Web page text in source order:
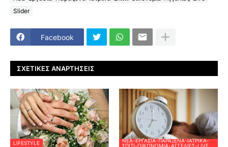
Slider
Facebook
ΣΧΕΤΙΚΈΣ ΑΝΑΡΤΉΣΕΙΣ
LIFESTYLE
ΝΈΑ-ΕΡΓΑΣΊΑ-ΠΑΡΆΞΕΝΑ-ΙΑΤΡΙΚΆ-
ΣΠΊΤΙ-ΟΙΚΟΝΟΜΊΑ-ΑΓΓΕΛΊΕΣ-LIVE